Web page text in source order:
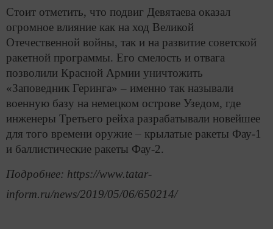
Стоит отметить, что подвиг Девятаева оказал
огромное влияние как на ход Великой
Отечественной войны, так и на развитие советской
ракетной программы. Его смелость и отвага
позволили Красной Армии уничтожить
«Заповедник Геринга» – именно так называли
военную базу на немецком острове Узедом, где
инженеры Третьего рейха разрабатывали новейшее
для того времени оружие – крылатые ракеты Фау-1
и баллистические ракеты Фау-2.
Подробнее: https://www.tatar-
inform.ru/news/2019/05/06/650214/